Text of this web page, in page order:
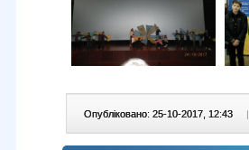
Опубліковано: 25-10-2017, 12:43 |